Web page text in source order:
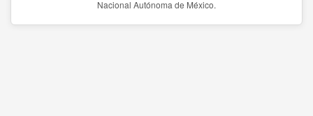
Nacional Autónoma de México.